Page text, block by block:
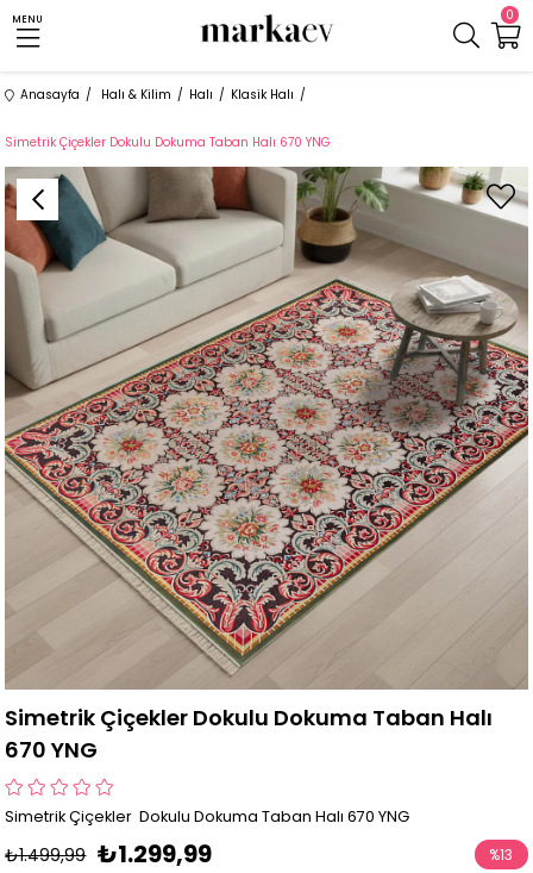
0
MENU
Anasayfa Halı & Kilim Halı Klasik Halı
Simetrik Çiçekler Dokulu Dokuma Taban Halı 670 YNG
Simetrik Çiçekler Dokulu Dokuma Taban Halı
670 YNG
Simetrik Çiçekler Dokulu Dokuma Taban Halı 670 YNG
₺1.499,99 ₺1.299,99 %13